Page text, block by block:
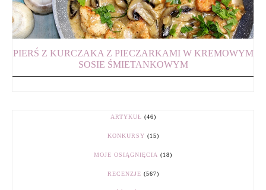
PIERŚ Z KURCZAKA Z PIECZARKAMI W KREMOWYM
SOSIE ŚMIETANKOWYM
ARTYKUŁ (46)
KONKURSY (15)
MOJE OSIĄGNIĘCIA (18)
RECENZJE (567)